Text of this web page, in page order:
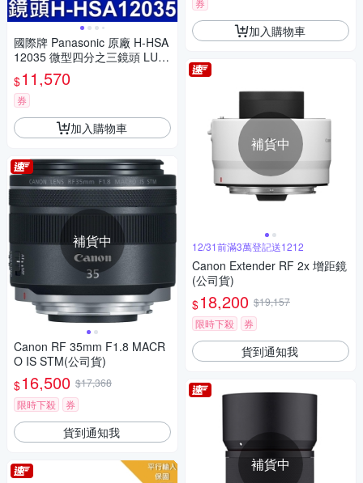
國際牌 Panasonic 原廠 H-HSA
12035 微型四分之三鏡頭 LUMI
X G X VARIO 12-35mm 相機
$11,570
券
加入購物車
補貨中
Canon RF 35mm F1.8 MACR
O IS STM(公司貨)
$16,500 $17,368
限時下殺
券
貨到通知我
券
加入購物車
補貨中
12/31前滿3萬登記送1212
Canon Extender RF 2x 增距鏡
(公司貨)
$18,200 $19,157
限時下殺
券
貨到通知我
補貨中